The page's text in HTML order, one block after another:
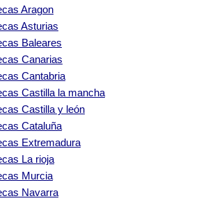
Aragon
Asturias
Baleares
Canarias
Cantabria
Castilla la mancha
Castilla y león
Cataluña
Extremadura
La rioja
Murcia
Navarra